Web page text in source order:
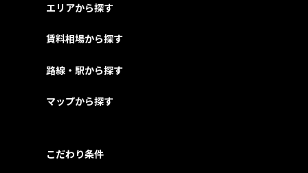
エリアから探す
賃料相場から探す
路線・駅から探す
マップから探す
こだわり条件